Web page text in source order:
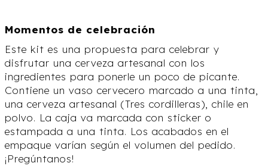
Momentos de celebración
Este kit es una propuesta para celebrar y
disfrutar una cerveza artesanal con los
ingredientes para ponerle un poco de picante.
Contiene un vaso cervecero marcado a una tinta,
una cerveza artesanal (Tres cordilleras), chile en
polvo. La caja va marcada con sticker o
estampada a una tinta. Los acabados en el
empaque varían según el volumen del pedido.
¡Pregúntanos!